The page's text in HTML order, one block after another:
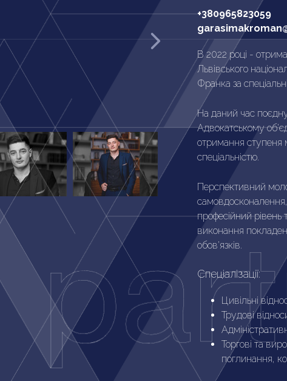
+380965823059
В 2022 році -
Львівського
Франка за
На даний час
Адвокатському
отримання ступеня
спеціальністю.
Перспективний
професійний рівень
виконання
обов’язків.
Спеціалізації:
Цивільні
Трудові
Торгові та
поглинання,